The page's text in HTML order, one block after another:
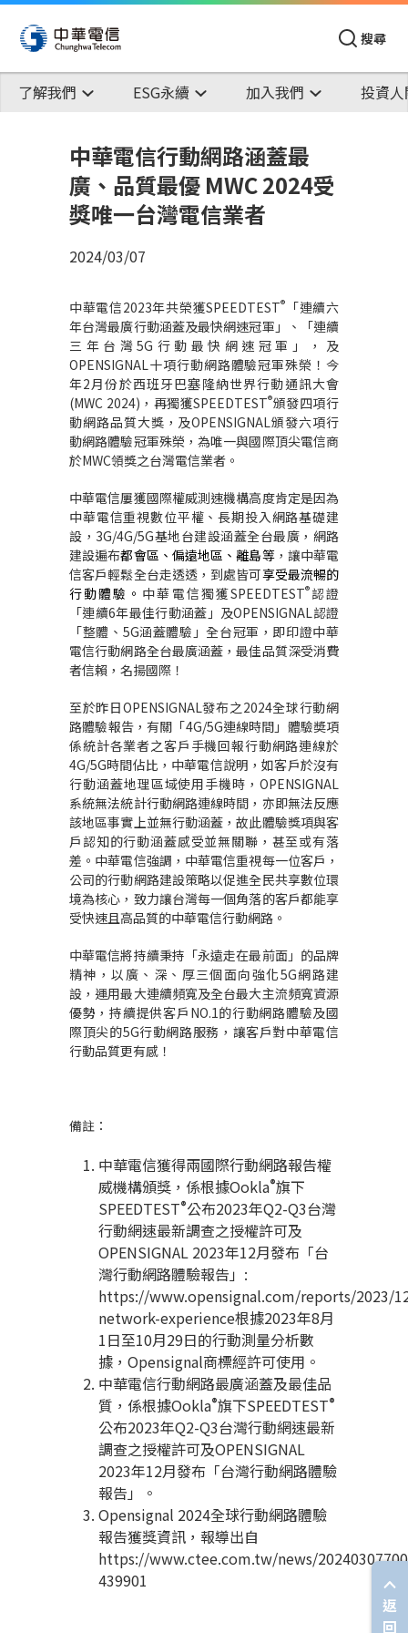
搜尋
了解我們 ESG永續 加入我們 投資
中華電信行動網路涵蓋最
廣、品質最優 MWC 2024受
獎唯一台灣電信業者
2024/03/07
中華電信2023年共榮獲SPEEDTEST®
「連續六
年台灣最廣行動涵蓋及最快網速冠軍」、「連續
三年台灣5G 行動最快網速冠軍」，及
OPENSIGNAL十項行動網路體驗冠軍殊榮！今
年2月份於西班牙巴塞隆納世界行動通訊大會
(MWC 2024) ，再獨獲SPEEDTEST®頒發四項行
動網路品質大獎，及OPENSIGNAL頒發六項行
動網路體驗冠軍殊榮，為唯一與國際頂尖電信商
於MWC領獎之台灣電信業者。
中華電信屢獲國際權威測速機構高度肯定是因為
中華電信重視數位平權、長期投入網路基礎建
設， 3G/4G/5G基地台建設涵蓋全台最廣，網路
建設遍布都會區、偏遠地區、離島等，讓中華電
信客戶輕鬆全台走透透，到處皆可享受最流暢的
行動體驗。 中華電信獨獲SPEEDTEST®認證
「連續6年最佳行動涵蓋」及OPENSIGNAL認證
「整體、 5G涵蓋體驗」全台冠軍，即印證中華
電信行動網路全台最廣涵蓋，最佳品質深受消費
者信賴，名揚國際！
至於昨日OPENSIGNAL發布之2024全球行動網
路體驗報告，有關「4G/5G連線時間」體驗奬項
係統計各業者之客戶手機回報行動網路連線於
4G/5G時間佔比，中華電信說明，如客戶於沒有
行動涵蓋地理區域使用手機時，OPENSIGNAL
系統無法統計行動網路連線時間，亦即無法反應
該地區事實上並無行動涵蓋，故此體驗獎項與客
戶認知的行動涵蓋感受並無關聯，甚至或有落
差。中華電信強調，中華電信重視每一位客戶，
公司的行動網路建設策略以促進全民共享數位環
境為核心，致力讓台灣每一個角落的客戶都能享
受快速且高品質的中華電信行動網路。
中華電信將持續秉持「永遠走在最前面」的品牌
精神，以廣、深、厚三個面向強化5G網路建
設，運用最大連續頻寬及全台最大主流頻寬資源
優勢，持續提供客戶 NO.1的行動網路體驗及國
際頂尖的5G行動網路服務，讓客戶對中華電信
行動品質更有感！
備註：
中華電信獲得兩國際行動網路報告權
威機構頒獎，係根據Ookla®旗下
SPEEDTEST®公布2023年Q2-Q3台灣
行動網速最新調查之授權許可及
OPENSIGNAL 2023年12月發布「台
灣行動網路體驗報告」 :
https://www.opensignal.com/reports/2023/
network-experience根據2023年8月
1日至10月29日的行動測量分析數
據， Opensignal商標經許可使用。
中華電信行動網路最廣涵蓋及最佳品
質，係根據Ookla®旗下SPEEDTEST®
公布2023年Q2-Q3台灣行動網速最新
調查之授權許可及OPENSIGNAL
2023年12月發布「台灣行動網路體驗
報告」。
Opensignal 2024全球行動網路體驗
報告獲獎資訊，報導出自
https://www.ctee.com.tw/news/
439901
返
回